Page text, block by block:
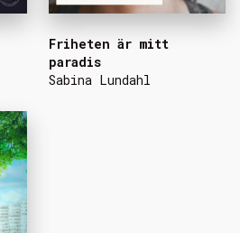
Friheten är mitt
paradis
Sabina Lundahl